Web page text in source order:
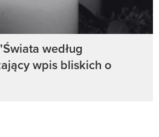
według
wpis bliskich o